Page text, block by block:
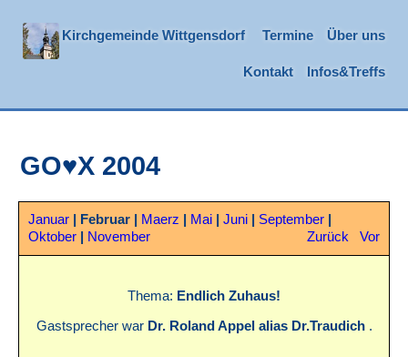
Kirchgemeinde Wittgensdorf Termine Über uns
Kontakt Infos&Treffs
GO♥X 2004
Januar Februar Maerz Mai Juni September
Oktober
November Zurück Vor
Thema: Endlich Zuhaus!
Gastsprecher war Dr. Roland Appel alias Dr.Traudich .